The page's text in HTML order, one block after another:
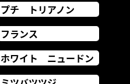
プチ トリアノン
フランス
ホワイト ニュードン